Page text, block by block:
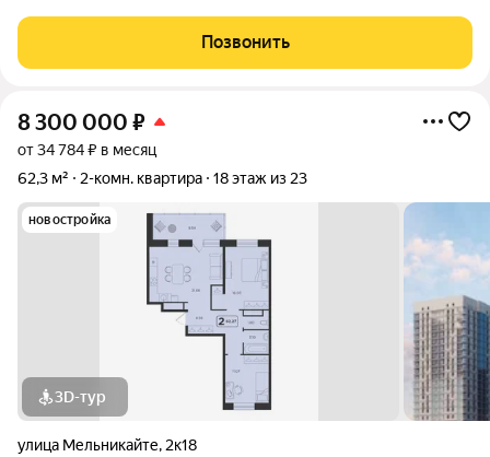
Позвонить
8 300 000 ₽
от 34 784 ₽ в месяц
62,3 м²
2-комн. квартира 18 этаж из 23
новостройка
3D-тур
улица Мельникайте, 2к18